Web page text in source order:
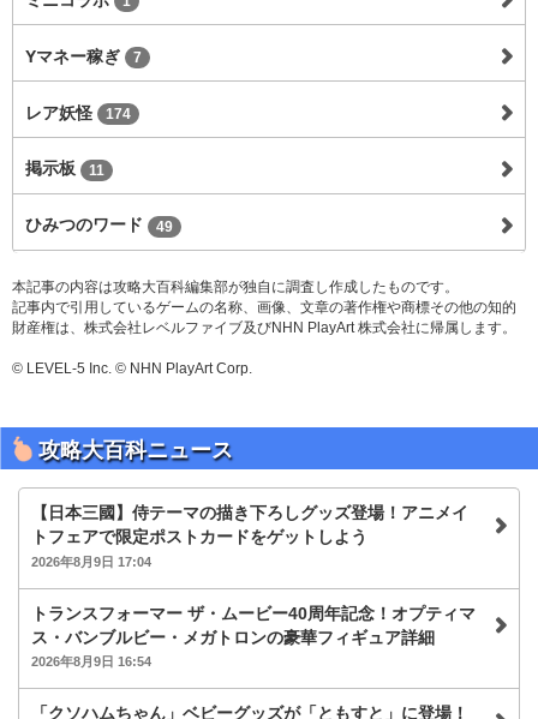
Yマネー稼ぎ 7
レア妖怪 174
掲示板 11
ひみつのワード 49
本記事の内容は攻略大百科編集部が独自に調査し作成したものです。
記事内で引用しているゲームの名称、画像、文章の著作権や商標その他の知的
財産権は、株式会社レベルファイブ及びNHN PlayArt 株式会社に帰属します。
© LEVEL-5 Inc. © NHN PlayArt Corp.
攻略大百科ニュース
【日本三國】侍テーマの描き下ろしグッズ登場！アニメイ
トフェアで限定ポストカードをゲットしよう
2026年8月9日 17:04
トランスフォーマー ザ・ムービー40周年記念！オプティマ
ス・バンブルビー・メガトロンの豪華フィギュア詳細
2026年8月9日 16:54
「クソハムちゃん」ベビーグッズが「ともすと」に登場！